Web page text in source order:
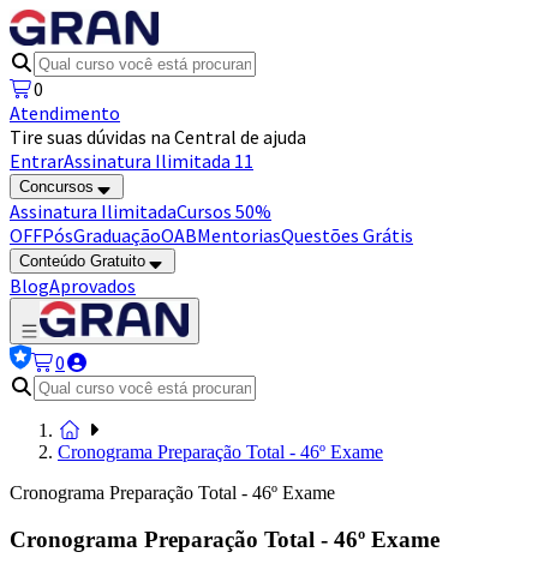
0
Atendimento
Tire suas dúvidas na Central de ajuda
EntrarAssinatura Ilimitada 11
Concursos
Assinatura IlimitadaCursos 50%
OFFPósGraduaçãoOABMentoriasQuestões Grátis
Conteúdo Gratuito
BlogAprovados
0
Cronograma Preparação Total - 46º Exame
Cronograma Preparação Total - 46º Exame
Cronograma Preparação Total - 46º Exame